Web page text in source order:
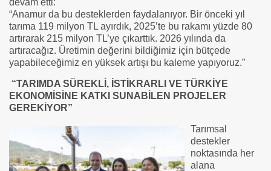
“Anamur da bu desteklerden faydalanıyor. Bir önceki yıl
tarıma 119 milyon TL ayırdık, 2025’te bu rakamı yüzde 80
artırarak 215 milyon TL’ye çıkarttık. 2026 yılında da
artıracağız. Üretimin değerini bildiğimiz için bütçede
yapabileceğimiz en yüksek artışı bu kaleme yapıyoruz.”
“TARIMDA SÜREKLİ, İSTİKRARLI VE TÜRKİYE
EKONOMİSİNE KATKI SUNABİLEN PROJELER
GEREKİYOR”
Tarımsal
destekler
noktasında her
alana